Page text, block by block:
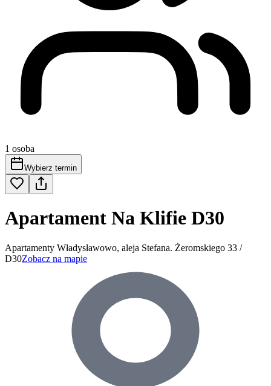
1 osoba
Wybierz termin
Apartament Na Klifie D30
Apartamenty Władysławowo, aleja Stefana. Żeromskiego 33 /
D30Zobacz na mapie